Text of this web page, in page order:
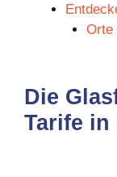
Orte
Die
Tarife in